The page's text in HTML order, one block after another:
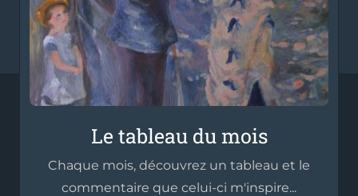
Le tableau du mois
Chaque mois, découvrez un tableau et le
commentaire que celui-ci m'inspire...